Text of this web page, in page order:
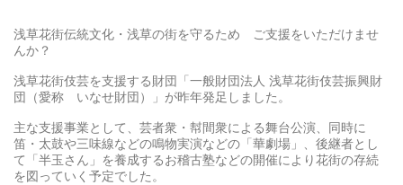
浅草花街伝統文化・浅草の街を守るため ご支援をいただけませ
んか？
浅草花街伎芸を支援する財団「一般財団法人 浅草花街伎芸振興財
団（愛称 いなせ財団）」が昨年発足しました。
主な支援事業として、芸者衆・幇間衆による舞台公演、同時に
笛・太鼓や三味線などの鳴物実演などの「華劇場」、後継者とし
て「半玉さん」を養成するお稽古塾などの開催により花街の存続
を図っていく予定でした。